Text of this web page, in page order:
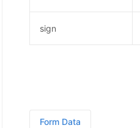
sign
Form Data